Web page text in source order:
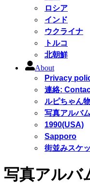
ロシア
インド
ウクライナ
トルコ
北朝鮮
About
Privacy
連絡:
ルピちゃん
写真アルバム
1990(USA)
Sapporo
街並みスケ
写真アルバ